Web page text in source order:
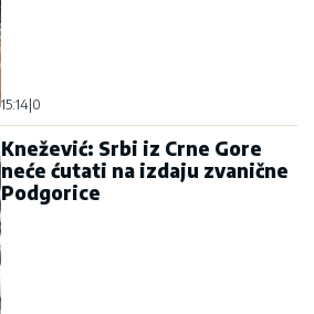
15:14|0
Knežević: Srbi iz Crne Gore
neće ćutati na izdaju zvanične
Podgorice